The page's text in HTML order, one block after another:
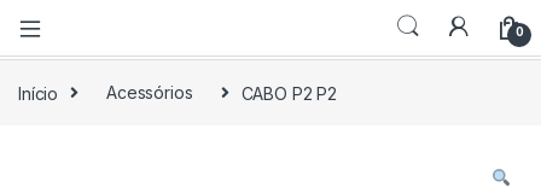
0
Início Acessórios CABO P2 P2